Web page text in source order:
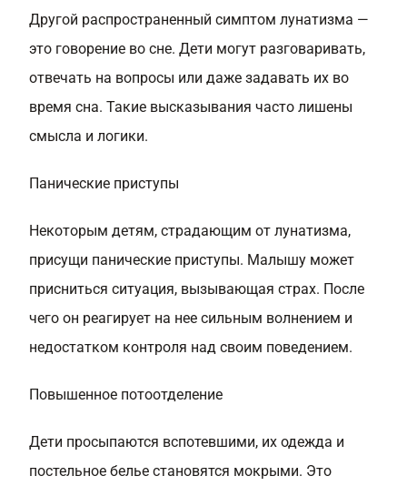
Другой распространенный симптом лунатизма —
это говорение во сне. Дети могут разговаривать,
отвечать на вопросы или даже задавать их во
время сна. Такие высказывания часто лишены
смысла и логики.
Панические приступы
Некоторым детям, страдающим от лунатизма,
присущи панические приступы. Малышу может
присниться ситуация, вызывающая страх. После
чего он реагирует на нее сильным волнением и
недостатком контроля над своим поведением.
Повышенное потоотделение
Дети просыпаются вспотевшими, их одежда и
постельное белье становятся мокрыми. Это